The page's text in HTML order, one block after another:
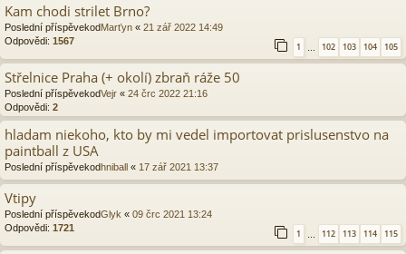
Kam chodi strilet Brno?
Poslední příspěvekodMarťyn « 21 zář 2022 14:49
Odpovědi: 1567
1 … 102 103 104 105
Střelnice Praha (+ okolí) zbraň ráže 50
Poslední příspěvekodVejr « 24 črc 2022 21:16
Odpovědi: 2
hladam niekoho, kto by mi vedel importovat prislusenstvo na
paintball z USA
Poslední příspěvekodhniball « 17 zář 2021 13:37
Vtipy
Poslední příspěvekodGlyk « 09 črc 2021 13:24
Odpovědi: 1721
1 … 112 113 114 115